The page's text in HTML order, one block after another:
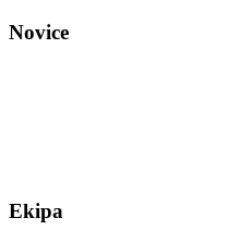
Novice
Ekipa